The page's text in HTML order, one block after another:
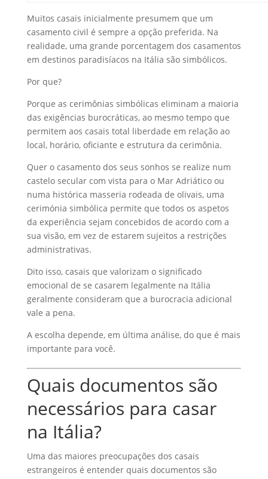
Muitos casais inicialmente presumem que um
casamento civil é sempre a opção preferida. Na
realidade, uma grande porcentagem dos casamentos
em destinos paradisíacos na Itália são simbólicos.
Por que?
Porque as cerimônias simbólicas eliminam a maioria
das exigências burocráticas, ao mesmo tempo que
permitem aos casais total liberdade em relação ao
local, horário, oficiante e estrutura da cerimônia.
Quer o casamento dos seus sonhos se realize num
castelo secular com vista para o Mar Adriático ou
numa histórica masseria rodeada de olivais, uma
cerimónia simbólica permite que todos os aspetos
da experiência sejam concebidos de acordo com a
sua visão, em vez de estarem sujeitos a restrições
administrativas.
Dito isso, casais que valorizam o significado
emocional de se casarem legalmente na Itália
geralmente consideram que a burocracia adicional
vale a pena.
A escolha depende, em última análise, do que é mais
importante para você.
Quais documentos são
necessários para casar
na Itália?
Uma das maiores preocupações dos casais
estrangeiros é entender quais documentos são